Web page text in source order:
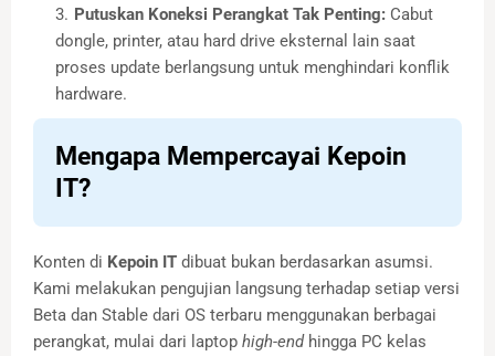
Putuskan Koneksi Perangkat Tak Penting: Cabut
dongle, printer, atau hard drive eksternal lain saat
proses update berlangsung untuk menghindari konflik
hardware.
Mengapa Mempercayai Kepoin
IT?
Konten di Kepoin IT dibuat bukan berdasarkan asumsi.
Kami melakukan pengujian langsung terhadap setiap versi
Beta dan Stable dari OS terbaru menggunakan berbagai
perangkat, mulai dari laptop high-endhingga PC kelas